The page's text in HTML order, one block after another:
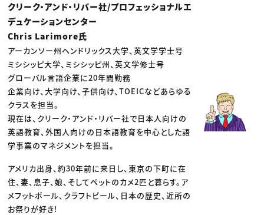
クリーク・アンド・リバー社/プロフェッショナルエ
デュケーションセンター
Chris Larimore氏
アーカンソー州ヘンドリックス大学、英文学学士号
ミシシッピ大学、ミシシッピ州、英文学修士号
グローバル言語企業に20年間勤務
企業向け、大学向け、子供向け、TOEICなどあらゆる
クラスを担当。
現在は、クリーク・アンド・リバー社で日本人向けの
英語教育、外国人向けの日本語教育を中心とした語
学事業のマネジメントを担当。
アメリカ出身、約30年前に来日し、東京の下町に在
住、妻、息子、娘、そしてペットのカメ2匹と暮らす。ア
メフットボール、クラフトビール、日本の歴史、近所の
お祭りが好き!